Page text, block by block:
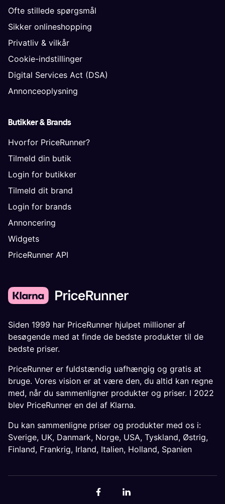
Ofte stillede spørgsmål
Sikker onlineshopping
Privatliv & vilkår
Cookie-indstillinger
Digital Services Act (DSA)
Annonceoplysning
Butikker & Brands
Hvorfor PriceRunner?
Tilmeld din butik
Login for butikker
Tilmeld dit brand
Login for brands
Annoncering
Widgets
PriceRunner API
Siden 1999 har PriceRunner hjulpet millioner af
besøgende med at finde de bedste produkter til de
bedste priser.
PriceRunner er fuldstændig uafhængig og gratis at
bruge. Vores vision er at være den, du altid kan regne
med, når du sammenligner produkter og priser. I 2022
blev PriceRunner en del af Klarna.
Du kan sammenligne priser og produkter med os i:
Sverige, UK, Danmark, Norge, USA, Tyskland, Østrig,
Finland, Frankrig, Irland, Italien, Holland, Spanien